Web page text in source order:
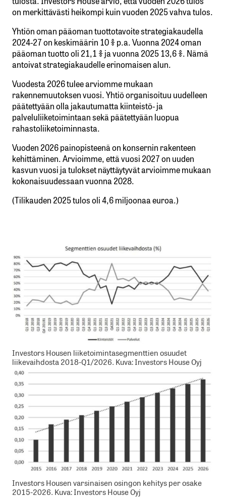
on merkittävästi heikompi kuin vuoden 2025 vahva tulos.
Yhtiön oman pääoman tuottotavoite strategiakaudella
2024-27 on keskimäärin 10 % p.a. Vuonna 2024 oman
pääoman tuotto oli 21,1 % ja vuonna 2025 13,6 %. Nämä
antoivat strategiakaudelle erinomaisen alun.
Vuodesta 2026 tulee arviomme mukaan
rakennemuutoksen vuosi. Yhtiö organisoituu uudelleen
päätettyään olla jakautumatta kiinteistö- ja
palveluliiketoimintaan sekä päätettyään luopua
rahastoliiketoiminnasta.
Vuoden 2026 painopisteenä on konsernin rakenteen
kehittäminen. Arvioimme, että vuosi 2027 on uuden
kasvun vuosi ja tulokset näyttäytyvät arvioimme mukaan
kokonaisuudessaan vuonna 2028.
(Tilikauden 2025 tulos oli 4,6 miljoonaa euroa.)
Investors Housen liiketoimintasegmenttien osuudet
liikevaihdosta 2018-Q1/2026. Kuva: Investors House Oyj
Investors Housen varsinaisen osingon kehitys per osake
2015-2026. Kuva: Investors House Oyj